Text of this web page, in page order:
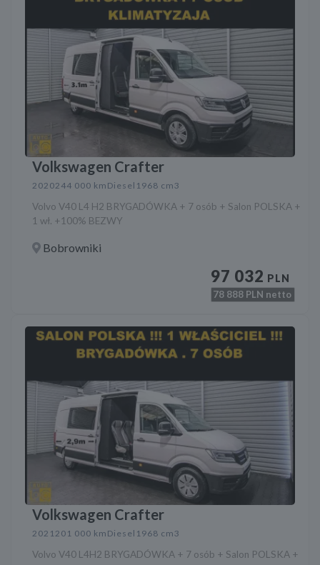
Volkswagen Crafter
2020244 000 km Diesel 1968 cm3
Volvo V40 L4 H2 BRYGADÓWKA + 7 osób + Salon POLSKA +
1 wł. +100% BEZWY
Bobrowniki
97 032 PLN
78 888 PLN netto
Volkswagen Crafter
2021201 000 km Diesel 1968 cm3
Volvo V40 L4H2 BRYGADÓWKA + 7 osób + Salon POLSKA +